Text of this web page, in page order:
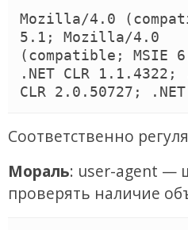
Mozilla/4.0
5.1; Mozilla/4.0
(compatible; MSIE
.NET CLR 1.1.4322;
Соответственно
Мораль: user-agent —
проверять наличие